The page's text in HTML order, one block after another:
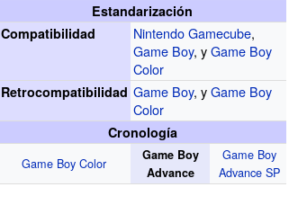
Estandarización
Compatibilidad
Nintendo Gamecube,
Game Boy, yGame Boy
Color
Retrocompatibilidad Game Boy, yGame Boy
Color
Cronología
Game Boy Color
Game Boy
Advance
Game Boy
Advance SP